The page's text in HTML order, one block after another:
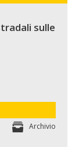
sulle
Archivio